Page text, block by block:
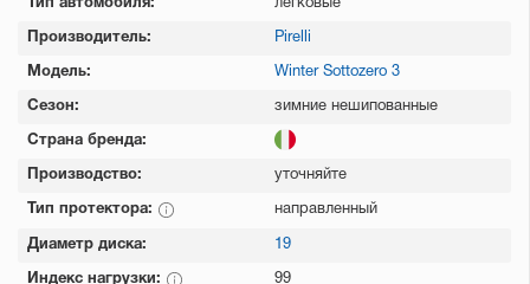
Тип автомобиля: легковые
Производитель: Pirelli
Модель: Winter Sottozero 3
Сезон: зимние нешипованные
Страна бренда:
Производство: уточняйте
Тип протектора: направленный
Диаметр диска: 19
Индекс нагрузки: 99